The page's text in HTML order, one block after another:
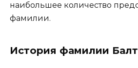
наибольшее количество
фамилии.
История фамилии